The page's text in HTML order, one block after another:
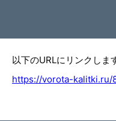
以下のURLにリンクしま
https://vorota-kalitki.ru/